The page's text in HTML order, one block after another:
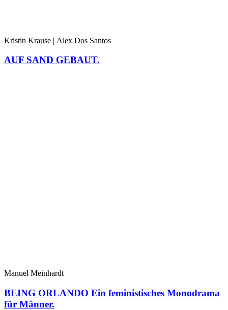
Kristin Krause | Alex Dos Santos
AUF SAND GEBAUT.
Manuel Meinhardt
BEING ORLANDO Ein feministisches Monodrama
für Männer.